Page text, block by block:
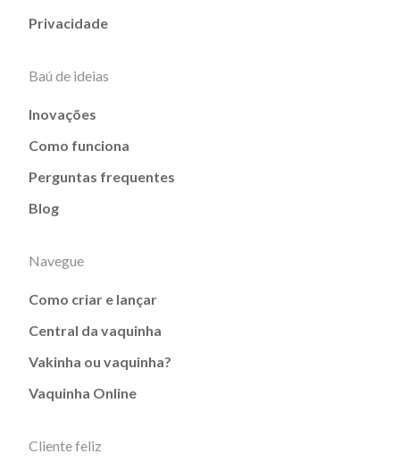
Privacidade
Baú de ideias
Inovações
Como funciona
Perguntas frequentes
Blog
Navegue
Como criar e lançar
Central da vaquinha
Vakinha ou vaquinha?
Vaquinha Online
Cliente feliz